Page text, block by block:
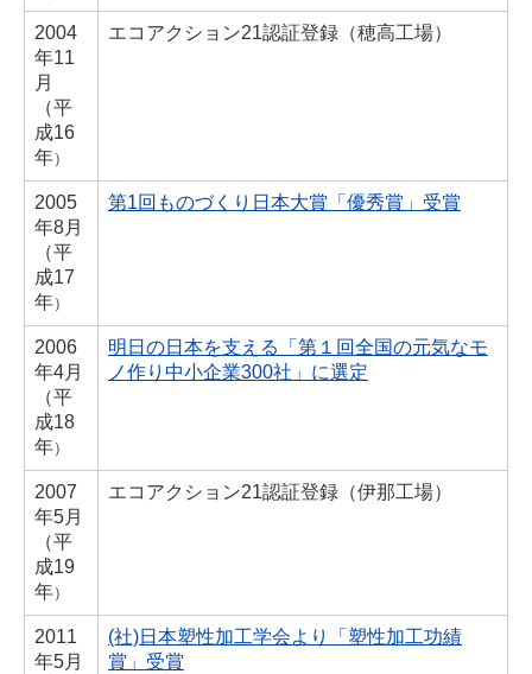
2004
年11
月
（平
成16
年）
エコアクション21認証登録（穂高工場）
2005
年8月
（平
成17
年）
第1回ものづくり日本大賞「優秀賞」受賞
2006
年4月
（平
成18
年）
明日の日本を支える「第１回全国の元気なモ
ノ作り中小企業300社」に選定
2007
年5月
（平
成19
年）
エコアクション21認証登録（伊那工場）
2011
年5月
(社)日本塑性加工学会より「塑性加工功績
賞」受賞